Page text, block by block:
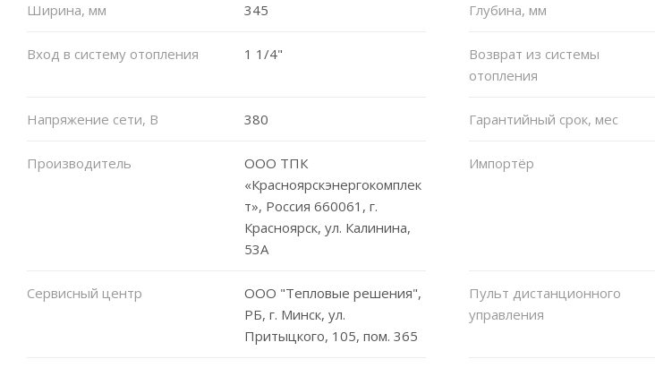
Ширина, мм 345 Глубина, мм
Вход в систему отопления 1 1/4"
Возврат из системы
отопления
Напряжение сети, В 380 Гарантийный срок, мес
Производитель
ООО ТПК
«Красноярскэнергокомплек
т», Россия 660061, г.
Красноярск, ул. Калинина,
53А
Импортёр
Сервисный центр
ООО "Тепловые решения",
РБ, г. Минск, ул.
Притыцкого, 105, пом. 365
Пульт дистанционного
управления